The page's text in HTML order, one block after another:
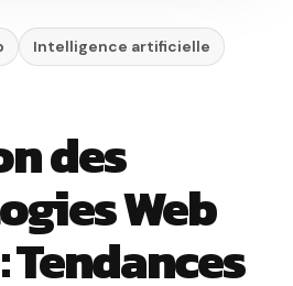
Intelligence artificielle
des
Web
Tendances